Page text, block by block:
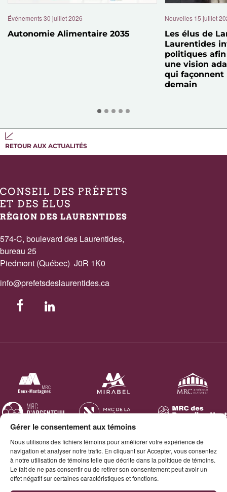
Gérer le consentement aux témoins
Nous utilisons des fichiers témoins pour améliorer votre expérience de
navigation et analyser notre trafic. En cliquant sur Accepter, vous consentez
à notre utilisation de témoins telle que décrite dans la politique de témoins.
Le fait de ne pas consentir ou de retirer son consentement peut avoir un
effet négatif sur certaines caractéristiques et fonctions.
Événements30 juillet 2026
Autonomie Alimentaire 2035
Nouvelles 15 juillet
Les élus de
Laurentides
politiques
une vision
qui façonnent
demain
RETOUR AUX ACTUALITÉS
574-C, boulevard des Laurentides,
bureau 25
Piedmont (Québec) J0R 1K0
info@prefetsdeslaurentides.ca